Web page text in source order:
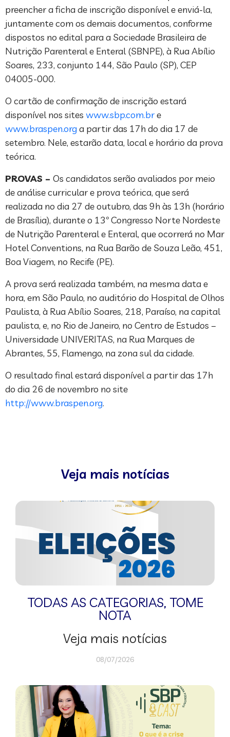
preencher a ficha de inscrição disponível e enviá-la,
juntamente com os demais documentos, conforme
dispostos no edital para a Sociedade Brasileira de
Nutrição Parenteral e Enteral (SBNPE), à Rua Abílio
Soares, 233, conjunto 144, São Paulo (SP), CEP
04005-000.
O cartão de confirmação de inscrição estará
disponível nos sites www.sbp.com.bre
www.braspen.org a partir das 17h do dia 17 de
setembro. Nele, estarão data, local e horário da prova
teórica.
PROVAS – Os candidatos serão avaliados por meio
de análise curricular e prova teórica, que será
realizada no dia 27 de outubro, das 9h às 13h (horário
de Brasília), durante o 13º Congresso Norte Nordeste
de Nutrição Parenteral e Enteral, que ocorrerá no Mar
Hotel Conventions, na Rua Barão de Souza Leão, 451,
Boa Viagem, no Recife (PE).
A prova será realizada também, na mesma data e
hora, em São Paulo, no auditório do Hospital de Olhos
Paulista, à Rua Abílio Soares, 218, Paraíso, na capital
paulista, e, no Rio de Janeiro, no Centro de Estudos –
Universidade UNIVERITAS, na Rua Marques de
Abrantes, 55, Flamengo, na zona sul da cidade.
O resultado final estará disponível a partir das 17h
do dia 26 de novembro no site
http://www.braspen.org.
Veja mais notícias
TODAS AS CATEGORIAS, TOME
NOTA
Veja mais notícias
08/07/2026